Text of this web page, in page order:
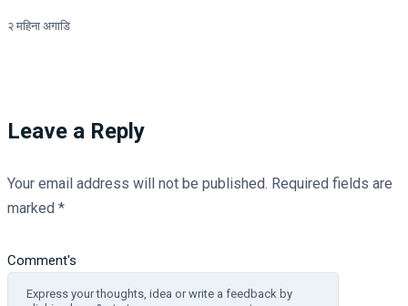
२ महिना अगाडि
Leave a Reply
Your email address will not be published. Required fields are
marked *
Comment's